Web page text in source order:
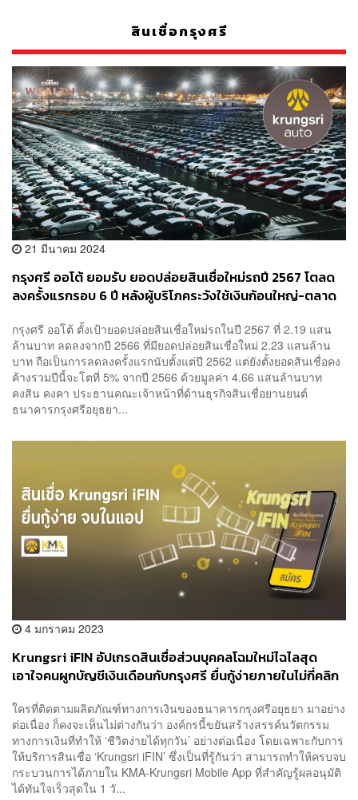
สินเชื่อกรุงศรี
21 มีนาคม 2024
กรุงศรี ออโต้ ยอมรับ ยอดปล่อยสินเชื่อใหม่รถปี 2567 โตลด
ลงครั้งแรกรอบ 6 ปี หลังผู้บริโภคระวังใช้เงินก้อนใหญ่-ตลาด
กรุงศรี ออโต้ ตั้งเป้ายอดปล่อยสินเชื่อใหม่รถในปี 2567 ที่ 2.19 แสน
ล้านบาท ลดลงจากปี 2566 ที่มียอดปล่อยสินเชื่อใหม่ 2.23 แสนล้าน
บาท ถือเป็นการลดลงครั้งแรกนับตั้งแต่ปี 2562 แต่ยังตั้งยอดสินเชื่อคง
ค้างรวมปีนี้จะโตที่ 5% จากปี 2566 ด้วยมูลค่า 4.66 แสนล้านบาท
คงสิน คงคา ประธานคณะเจ้าหน้าที่ด้านธุรกิจสินเชื่อยานยนต์
ธนาคารกรุงศรีอยุธยา...
4 มกราคม 2023
Krungsri iFIN อัปเกรดสินเชื่อส่วนบุคคลโฉมใหม่ไฉไลสุด
เอาใจคนผูกบัญชีเงินเดือนกับกรุงศรี ยื่นกู้ง่ายภายในไม่กี่คลิก
[ADVERTORIAL]
ใครที่ติดตามผลิตภัณฑ์ทางการเงินของธนาคารกรุงศรีอยุธยา มาอย่าง
ต่อเนื่อง ก็คงจะเห็นไม่ต่างกันว่า องค์กรนี้ขยันสร้างสรรค์นวัตกรรม
ทางการเงินที่ทำให้ ‘ชีวิตง่ายได้ทุกวัน’ อย่างต่อเนื่อง โดยเฉพาะกับการ
ให้บริการสินเชื่อ ‘Krungsri iFIN’ ซึ่งเป็นที่รู้กันว่า สามารถทำให้ครบจบ
กระบวนการได้ภายใน KMA-Krungsri Mobile App ที่สำคัญรู้ผลอนุมัติ
ได้ทันใจเร็วสุดใน 1 วั...